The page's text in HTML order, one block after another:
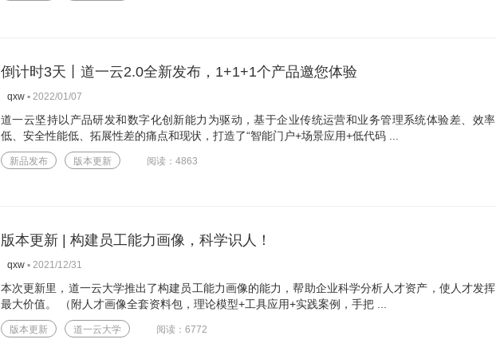
倒计时3天丨道一云2.0全新发布，1+1+1个产品邀您体验
qxw ▪ 2022/01/07
道一云坚持以产品研发和数字化创新能力为驱动，基于企业传统运营和业务管理系统体验差、效率
低、安全性能低、拓展性差的痛点和现状，打造了“智能门户+场景应用+低代码 ...
新品发布 版本更新 阅读：4863
版本更新 | 构建员工能力画像，科学识人！
qxw ▪ 2021/12/31
本次更新里，道一云大学推出了构建员工能力画像的能力，帮助企业科学分析人才资产，使人才发挥
最大价值。 （附人才画像全套资料包，理论模型+工具应用+实践案例，手把 ...
版本更新 道一云大学 阅读：6772